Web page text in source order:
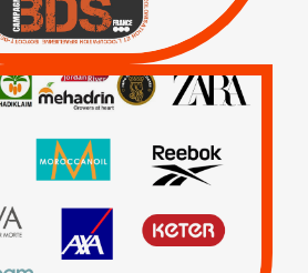
Lettres d'interpellation
QUE BOYCOTTER ?
BOYCOTT DÉSINVESTISSEMENT
Actus | Ahava
Carrefour HP
Keter |